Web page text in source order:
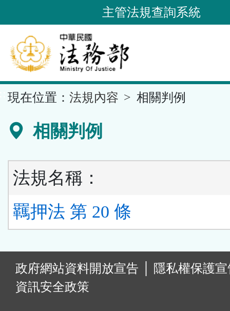
到
要
內
容
區
主管法規查詢系統
現在位置： 法規內容 相關判例
相關判例
法規名稱：
羈押法 第 20 條
政府網站資料開放宣告
隱私權保護
資訊安全政策